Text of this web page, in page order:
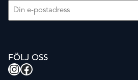
FÖLJ OSS
Instagram
Facebook